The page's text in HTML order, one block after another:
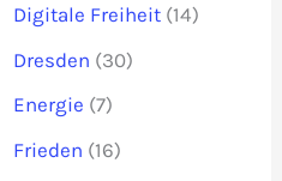
Digitale Freiheit (14)
Dresden (30)
Energie (7)
Frieden (16)